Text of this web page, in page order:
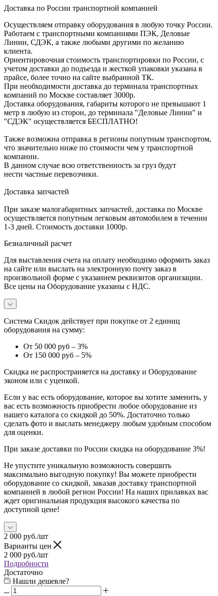
Доставка по России транспортной компанией
Осуществляем отправку оборудования в любую точку России.
Работаем с транспортными компаниями ПЭК, Деловые
Линии, СДЭК, а также любыми другими по желанию
клиента.
Ориентировочная стоимость транспортировки по России, с
учетом доставки до подъезда и жесткой упаковки указана в
прайсе, более точно на сайте выбранной ТК.
При необходимости доставка до терминала транспортных
компаний по Москве составляет 3000р.
Доставка оборудования, габариты которого не превышают 1
метр в любую из сторон, до терминала "Деловые Линии" и
"СДЭК" осуществляется БЕСПЛАТНО!
Также возможна отправка в регионы попутным транспортом,
что значительно ниже по стоимости чем у транспортной
компании.
В данном случае всю ответственность за груз будут
нести частные перевозчики.
Доставка запчастей
При заказе малогабаритных запчастей, доставка по Москве
осуществляется попутным легковым автомобилем в течении
1-3 дней. Стоимость доставки 1000р.
Безналичный расчет
Для выставления счета на оплату необходимо оформить заказ
на сайте или выслать на электронную почту заказ в
произвольной форме с указанием реквизитов организации.
Все цены на Оборудование указаны с НДС.
Система Скидок действует при покупке от 2 единиц
оборудования на сумму:
От 50 000 руб – 3%
От 150 000 руб – 5%
Скидка не распространяется на доставку и Оборудование
эконом или с уценкой.
Если у вас есть оборудование, которое вы хотите заменить, у
вас есть возможность приобрести любое оборудование из
нашего каталога со скидкой до 50%. Достаточно только
сделать фото и выслать менеджеру любым удобным способом
для оценки.
При заказе доставки по России скидка на оборудование 3%!
Не упустите уникальную возможность совершить
максимально выгодную покупку! Вы можете приобрести
оборудование со скидкой, заказав доставку транспортной
компанией в любой регион России! На наших прилавках вас
ждет оригинальная продукция высокого качества по
доступной цене!
2 000 руб./шт
Варианты цен
2 000 руб./шт
Подробности
Достаточно
Нашли дешевле?